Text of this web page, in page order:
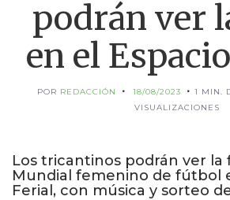
podrán ver
en el
POR REDACCIÓN 18/08/2023 1 MIN.
VISUALIZACIONES
Los tricantinos podrán ver la
Mundial femenino de fútbol
Ferial, con música y sorteo